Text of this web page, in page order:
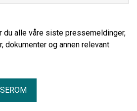
du alle våre siste pressemeldinger,
dokumenter og annen relevant